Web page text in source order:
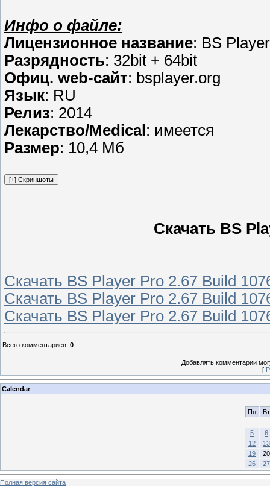
Инфо о файле:
Лицензионное название: BS
Разрядность: 32bit + 64bit
Офиц. web-сайт: bsplayer.org
Язык: RU
Релиз: 2014
Лекарство/Medical : имеется
Размер: 10,4 Мб
Скачать BS
Скачать BS Player Pro 2.67 Build
Скачать BS Player Pro 2.67 Build
Скачать BS Player Pro 2.67 Build
Всего комментариев: 0
Добавлять комментарии
[
Calendar
Пн Вт
5
6
12
13
19
20
26
27
Полная версия сайта